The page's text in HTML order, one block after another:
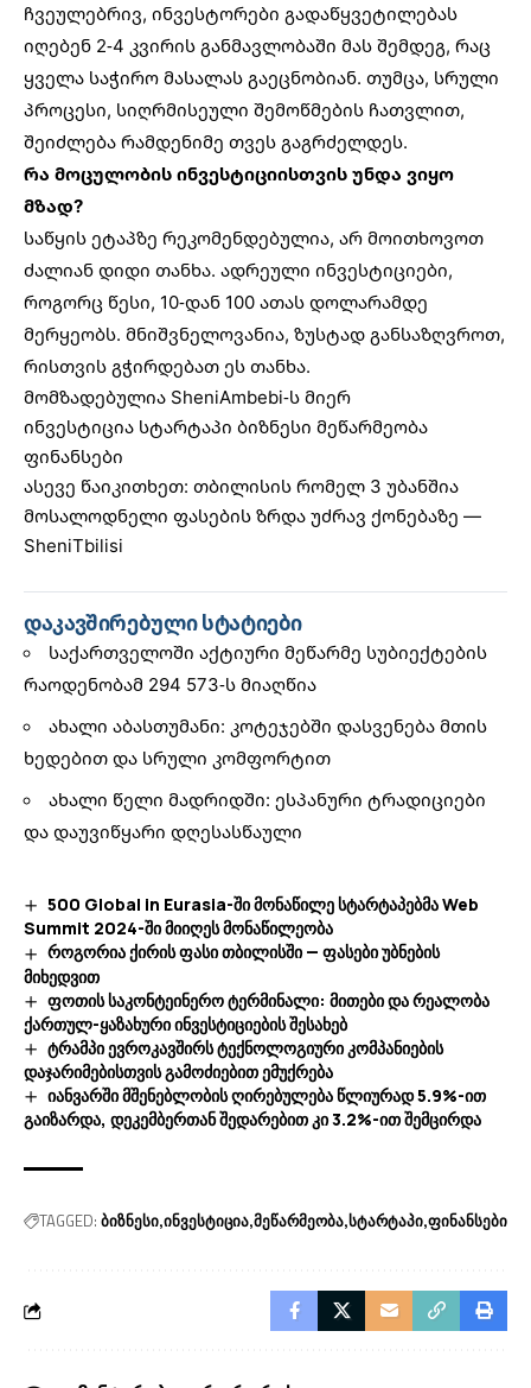
ჩვეულებრივ, ინვესტორები გადაწყვეტილებას
იღებენ 2-4 კვირის განმავლობაში მას შემდეგ, რაც
ყველა საჭირო მასალას გაეცნობიან. თუმცა, სრული
პროცესი, სიღრმისეული შემოწმების ჩათვლით,
შეიძლება რამდენიმე თვეს გაგრძელდეს.
რა მოცულობის ინვესტიციისთვის უნდა ვიყო
მზად?
საწყის ეტაპზე რეკომენდებულია, არ მოითხოვოთ
ძალიან დიდი თანხა. ადრეული ინვესტიციები,
როგორც წესი, 10-დან 100 ათას დოლარამდე
მერყეობს. მნიშვნელოვანია, ზუსტად განსაზღვროთ,
რისთვის გჭირდებათ ეს თანხა.
მომზადებულია SheniAmbebi-ს მიერ
ინვესტიცია სტარტაპი ბიზნესი მეწარმეობა
ფინანსები
ასევე წაიკითხეთ: თბილისის რომელ 3 უბანშია
მოსალოდნელი ფასების ზრდა უძრავ ქონებაზე —
SheniTbilisi
დაკავშირებული სტატიები
საქართველოში აქტიური მეწარმე სუბიექტების
რაოდენობამ 294 573-ს მიაღწია
ახალი აბასთუმანი: კოტეჯებში დასვენება მთის
ხედებით და სრული კომფორტით
ახალი წელი მადრიდში: ესპანური ტრადიციები
და დაუვიწყარი დღესასწაული
500 Global in Eurasia-ში მონაწილე სტარტაპებმა Web
Summit 2024-ში მიიღეს მონაწილეობა
როგორია ქირის ფასი თბილისში — ფასები უბნების
მიხედვით
ფოთის საკონტეინერო ტერმინალი: მითები და რეალობა
ქართულ-ყაზახური ინვესტიციების შესახებ
ტრამპი ევროკავშირს ტექნოლოგიური კომპანიების
დაჯარიმებისთვის გამოძიებით ემუქრება
იანვარში მშენებლობის ღირებულება წლიურად 5.9%-ით
გაიზარდა, დეკემბერთან შედარებით კი 3.2%-ით შემცირდა
TAGGED: ბიზნესი ინვესტიცია მეწარმეობა სტარტაპი ფინანსები